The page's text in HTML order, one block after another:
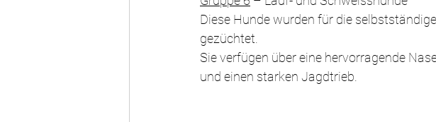
Diese Hunde wurden für die
gezüchtet.
Sie verfügen über eine hervorragende
und einen starken Jagdtrieb.